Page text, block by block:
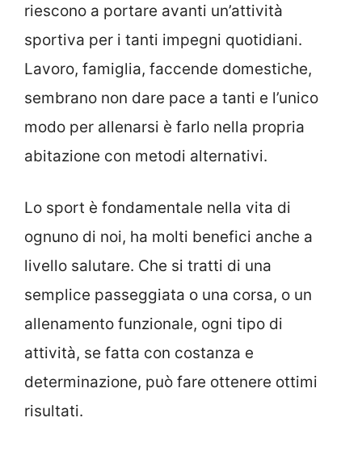
riescono a portare avanti un’attività
sportiva per i tanti impegni quotidiani.
Lavoro, famiglia, faccende domestiche,
sembrano non dare pace a tanti e l’unico
modo per allenarsi è farlo nella propria
abitazione con metodi alternativi.
Lo sport è fondamentale nella vita di
ognuno di noi, ha molti benefici anche a
livello salutare. Che si tratti di una
semplice passeggiata o una corsa, o un
allenamento funzionale, ogni tipo di
attività, se fatta con costanza e
determinazione, può fare ottenere ottimi
risultati.